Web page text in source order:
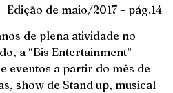
Edição de maio/2017 – pág.14
de plena atividade no
a “Bis Entertainment”
eventos a partir do mês de
show de Stand up, musical